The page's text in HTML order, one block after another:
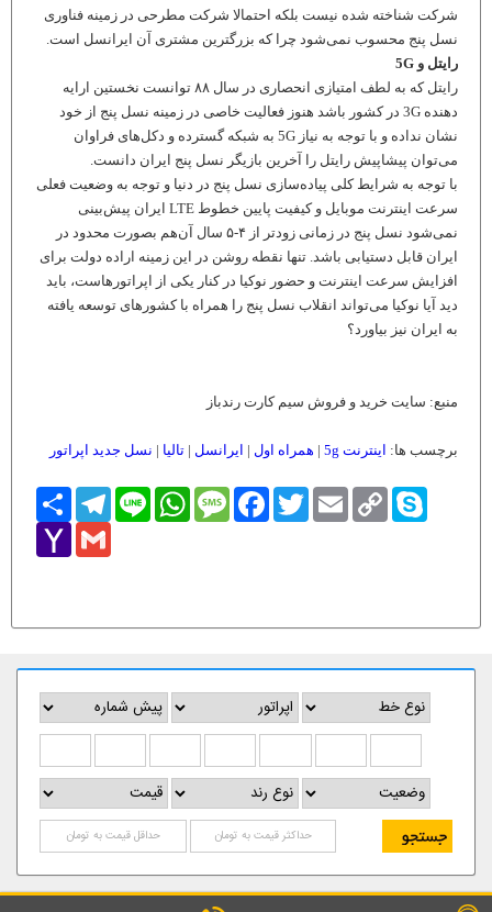
شرکت شناخته شده نیست بلکه احتمالا شرکت مطرحی در زمینه فناوری
نسل پنج محسوب نمی‌شود چرا که بزرگترین مشتری آن ایرانسل است.
رایتل و 5G
رایتل که به لطف امتیازی انحصاری در سال ۸۸ توانست نخستین ارایه
دهنده 3G در کشور باشد هنوز فعالیت خاصی در زمینه نسل پنج از خود
نشان نداده و با توجه به نیاز 5G به شبکه گسترده و دکل‌های فراوان
می‌توان پیشاپیش رایتل را آخرین بازیگر نسل پنج ایران دانست.
با توجه به شرایط کلی پیاده‌سازی نسل پنج در دنیا و توجه به وضعیت فعلی
سرعت اینترنت موبایل و کیفیت پایین خطوط LTE ایران پیش‌بینی
نمی‌شود نسل پنج در زمانی زودتر از ۴-۵ سال آن‌هم بصورت محدود در
ایران قابل دستیابی باشد. تنها نقطه روشن در این زمینه اراده دولت برای
افزایش سرعت اینترنت و حضور نوکیا در کنار یکی از اپراتورهاست، باید
دید آیا نوکیا می‌تواند انقلاب نسل پنج را همراه با کشورهای توسعه یافته
به ایران نیز بیاورد؟
منبع: سایت خرید و فروش سیم کارت رندباز
برچسب ها: اینترنت 5g | همراه اول | ایرانسل | تالیا | نسل جدید اپراتور
اشتراکTelegram Line
WhatsAppMessageFacebookTwitter Email
Copy
Link
Skype
Yahoo Gmail